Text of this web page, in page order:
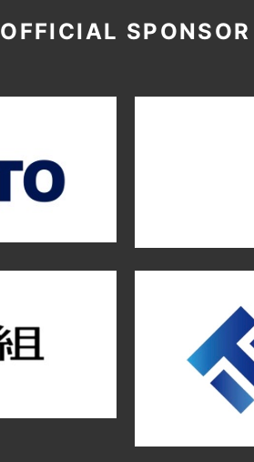
OFFICIAL SPONSOR